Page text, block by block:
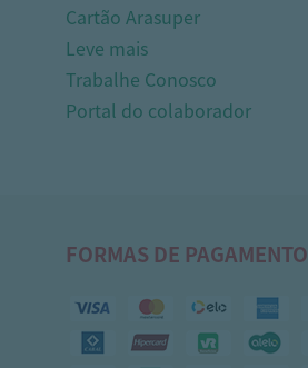
Cartão Arasuper
Leve mais
Trabalhe Conosco
Portal do colaborador
FORMAS DE PAGAMENTO